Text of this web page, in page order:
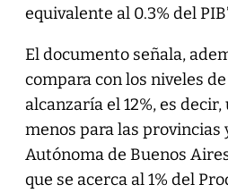
equivalente al 0.3% del
El documento señala,
compara con los niveles
alcanzaría el 12%, es
menos para las provincias
Autónoma de Buenos
que se acerca al 1% del